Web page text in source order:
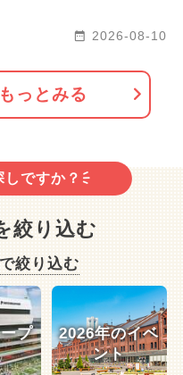
2026-08-10
っとみる
しですか？
絞り込む
絞り込む
プ
2026年のイベ
ント